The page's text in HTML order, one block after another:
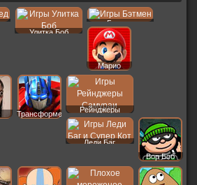
Улитка Боб
Бэтмен
Марио
Трансформеры
Рейнджеры
Леди Баг
Вор Боб